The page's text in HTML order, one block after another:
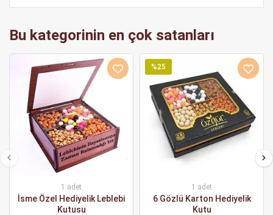
Bu kategorinin en çok satanları
1 adet
İsme Özel Hediyelik Leblebi
Kutusu
%25
1 adet
6 Gözlü Karton Hediyelik
Kutu